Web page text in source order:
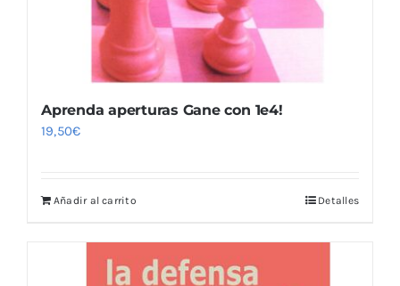
Aprenda aperturas Gane con 1e4!
19,50€
Añadir al carrito Detalles